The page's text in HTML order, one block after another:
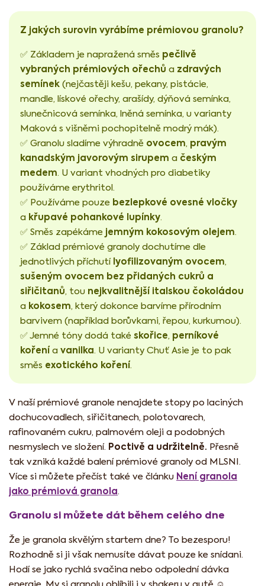
Z jakých surovin vyrábíme prémiovou granolu?
✅ Základem je napražená směs pečlivě
vybraných prémiových ořechů a zdravých
semínek (nejčastěji kešu, pekany, pistácie,
mandle, lískové ořechy, arašídy, dýňová semínka,
slunečnicová semínka, lněná semínka, u varianty
Maková s višněmi pochopitelně modrý mák).
✅ Granolu sladíme výhradně ovocem, pravým
kanadským javorovým sirupem a českým
medem. U variant vhodných pro diabetiky
používáme erythritol.
✅ Používáme pouze bezlepkové ovesné vločky
a křupavé pohankové lupínky.
✅ Směs zapékáme jemným kokosovým olejem.
✅ Základ prémiové granoly dochutíme dle
jednotlivých příchutí lyofilizovaným ovocem,
sušeným ovocem bez přidaných cukrů a
siřičitanů, tou nejkvalitnější italskou čokoládou
a kokosem, který dokonce barvíme přírodním
barvivem (například borůvkami, řepou, kurkumou).
✅ Jemné tóny dodá také skořice, perníkové
kořenía vanilka. U varianty Chuť Asie je to pak
směs exotického koření.
V naší prémiové granole nenajdete stopy po laciných
dochucovadlech, siřičitanech, polotovarech,
rafinovaném cukru, palmovém oleji a podobných
nesmyslech ve složení. Poctivě a udržitelně. Přesně
tak vzniká každé balení prémiové granoly od MLSNI.
Více si můžete přečíst také ve článku Není granola
jako prémiová granola.
Granolu si můžete dát během celého dne
Že je granola skvělým startem dne? To bezesporu!
Rozhodně si ji však nemusíte dávat pouze ke snídani.
Hodí se jako rychlá svačina nebo odpolední dávka
energie. My si granolu oblíbili i v shakeru v autě ☺️.